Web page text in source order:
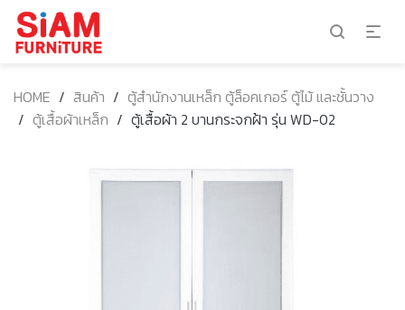
HOME / สินค้า / ตู้สำนักงานเหล็ก ตู้ล็อคเกอร์ ตู้ไม้ และชั้นวาง
/ ตู้เสื้อผ้าเหล็ก / ตู้เสื้อผ้า 2 บานกระจกฝ้า รุ่น WD-02